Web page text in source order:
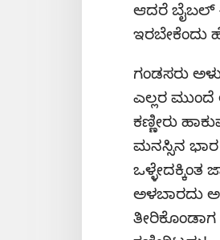
ಆದರೆ ಬೈಬಲ್‌
ಇರಬೇಕೆಂದು
ಗಂಡಸರು
ಎಲ್ಲರ
ಕಣ್ಣೀರು
ಮನಸ್ಸಿನ
ಒಳ್ಳೇದಕ್ಕಿಂತ
ಅಳಬಾರದು